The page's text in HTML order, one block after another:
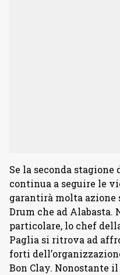
Se la seconda
continua a seguire le
garantirà molta azione
Drum che ad Alabasta.
particolare, lo chef
Paglia si ritrova ad
forti
Bon Clay. Nonostante